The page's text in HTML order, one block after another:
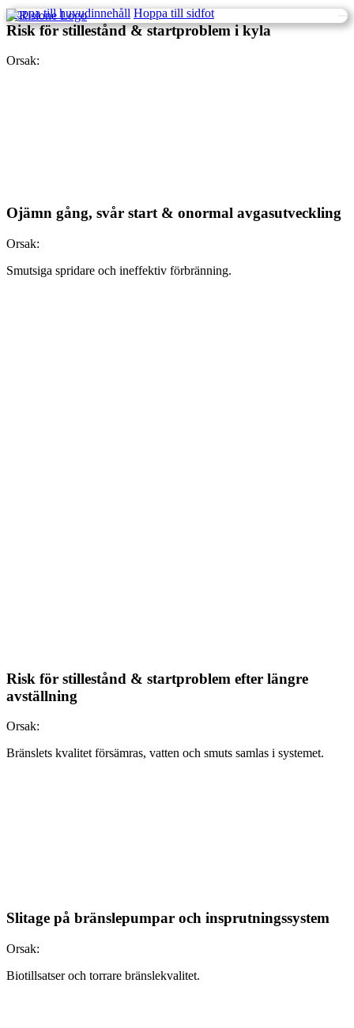
Hoppa till huvudinnehåll Hoppa till sidfot
Risk för stillestånd & startproblem i kyla
Orsak:
Ojämn gång, svår start & onormal avgasutveckling
Orsak:
Smutsiga spridare och ineffektiv förbränning.
Risk för stillestånd & startproblem efter längre
avställning
Orsak:
Bränslets kvalitet försämras, vatten och smuts samlas i systemet.
Slitage på bränslepumpar och insprutningssystem
Orsak:
Biotillsatser och torrare bränslekvalitet.